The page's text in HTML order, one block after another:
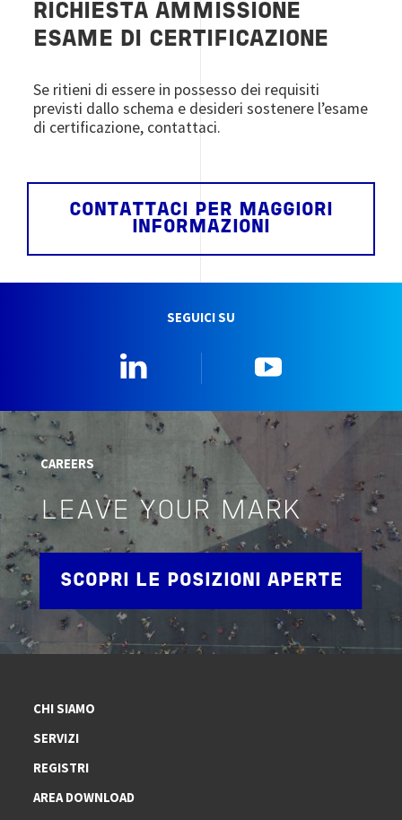
RICHIESTA AMMISSIONE
ESAME DI CERTIFICAZIONE
Se ritieni di essere in possesso dei requisiti
previsti dallo schema e desideri sostenere l’esame
di certificazione, contattaci.
CONTATTACI PER MAGGIORI
INFORMAZIONI
SEGUICI SU
CAREERS
LEAVE YOUR MARK
SCOPRI LE POSIZIONI APERTE
CHI SIAMO
SERVIZI
REGISTRI
AREA DOWNLOAD